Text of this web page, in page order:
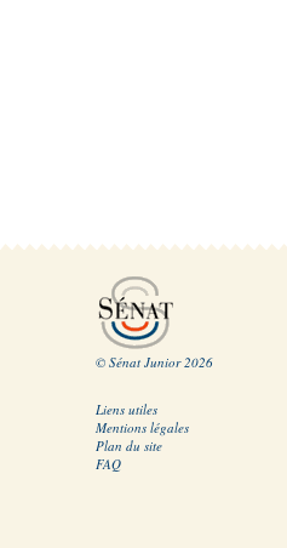
© Sénat Junior 2026
Liens utiles
Mentions légales
Plan du site
FAQ